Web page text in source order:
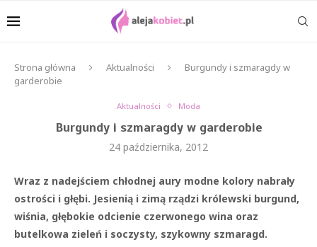
Strona główna Aktualności
Burgundy i szmaragdy w
garderobie
Aktualności Moda
Burgundy i szmaragdy w garderobie
24 października, 2012
Wraz z nadejściem chłodnej aury modne kolory nabrały
ostrości i głębi. Jesienią i zimą rządzi królewski burgund,
wiśnia, głębokie odcienie czerwonego wina oraz
butelkowa zieleń i soczysty, szykowny szmaragd.